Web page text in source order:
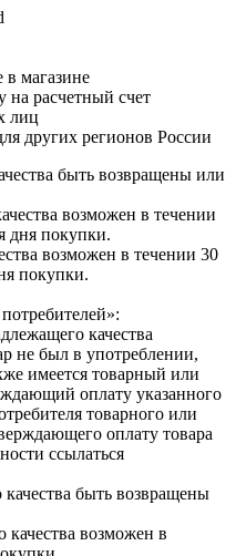
магазине
на расчетный счет
лиц
других регионов России
быть возвращены или
возможен в течении
дня покупки.
возможен в течении 30
покупки.
качества
не был в употреблении,
имеется товарный или
оплату указанного
товарного или
оплату товара
ссылаться
быть возвращены
качества возможен в